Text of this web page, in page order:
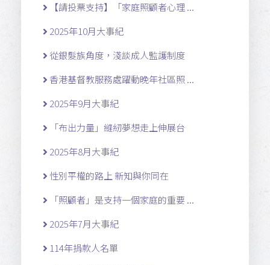
【請投票支持】「家庭照顧者心理 ...
2025年10月大事紀
從銀髮族角度，淺談成人監護制度
香港基督教服務處躍動晚年社區照 ...
2025年9月大事紀
「布出力量」縫紉夢想走上伸展台
2025年8月大事紀
性別平權的路上 新知與你同在
「照顧者」是支持一個家庭的重要 ...
2025年7月大事紀
114年捐款人名單